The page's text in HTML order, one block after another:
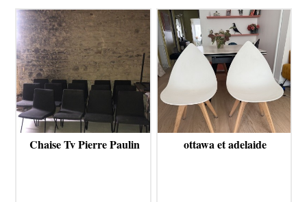
Chaise Tv Pierre Paulin ottawa et adelaide